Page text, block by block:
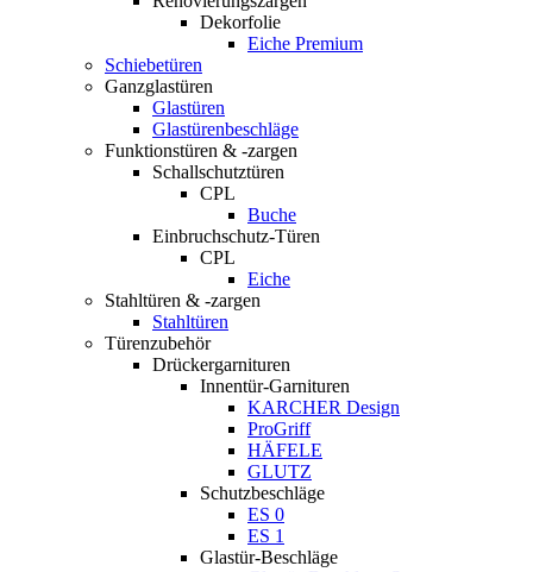
Dekorfolie
Eiche Premium
Schiebetüren
Ganzglastüren
Glastüren
Glastürenbeschläge
Funktionstüren & -zargen
Schallschutztüren
CPL
Buche
Einbruchschutz-Türen
CPL
Eiche
Stahltüren & -zargen
Stahltüren
Türenzubehör
Drückergarnituren
Innentür-Garnituren
KARCHER Design
ProGriff
HÄFELE
GLUTZ
Schutzbeschläge
ES 0
ES 1
Glastür-Beschläge